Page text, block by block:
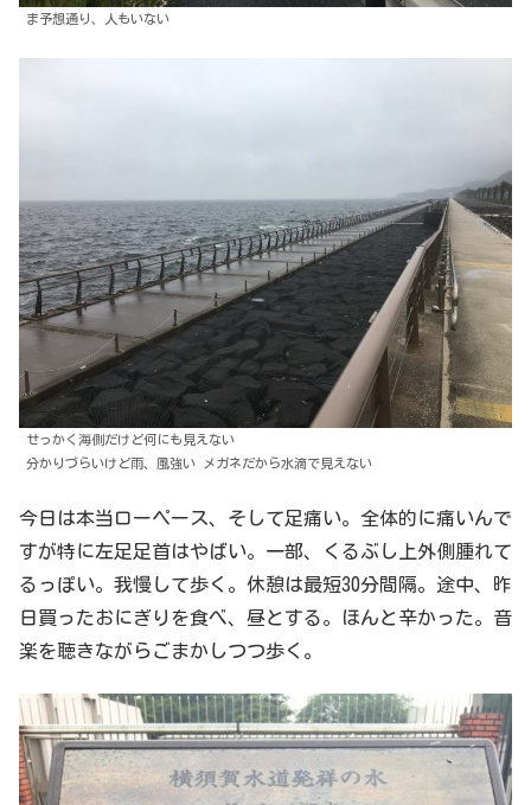
ま予想通り、人もいない
せっかく海側だけど何にも見えない
分かりづらいけど雨、風強い メガネだから水滴で見えない
今日は本当ローペース、そして足痛い。全体的に痛いんで
すが特に左足足首はやばい。一部、くるぶし上外側腫れて
るっぽい。我慢して歩く。休憩は最短30分間隔。途中、昨
日買ったおにぎりを食べ、昼とする。ほんと辛かった。音
楽を聴きながらごまかしつつ歩く。